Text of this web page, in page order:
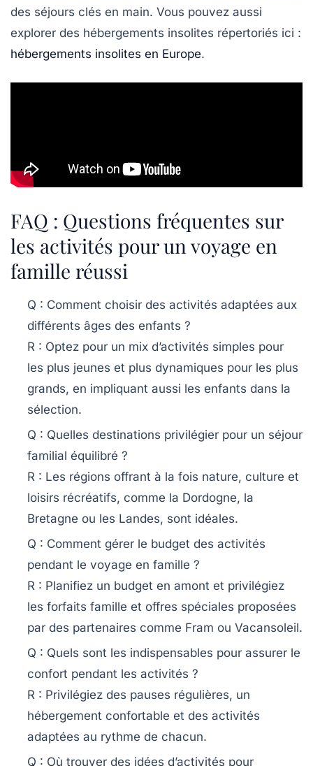
des séjours clés en main. Vous pouvez aussi
explorer des hébergements insolites répertoriés ici :
hébergements insolites en Europe.
FAQ : Questions fréquentes sur
les activités pour un voyage en
famille réussi
Q : Comment choisir des activités adaptées aux
différents âges des enfants ?
R : Optez pour un mix d’activités simples pour
les plus jeunes et plus dynamiques pour les plus
grands, en impliquant aussi les enfants dans la
sélection.
Q : Quelles destinations privilégier pour un séjour
familial équilibré ?
R : Les régions offrant à la fois nature, culture et
loisirs récréatifs, comme la Dordogne, la
Bretagne ou les Landes, sont idéales.
Q : Comment gérer le budget des activités
pendant le voyage en famille ?
R : Planifiez un budget en amont et privilégiez
les forfaits famille et offres spéciales proposées
par des partenaires comme Fram ou Vacansoleil.
Q : Quels sont les indispensables pour assurer le
confort pendant les activités ?
R : Privilégiez des pauses régulières, un
hébergement confortable et des activités
adaptées au rythme de chacun.
Q : Où trouver des idées d’activités pour